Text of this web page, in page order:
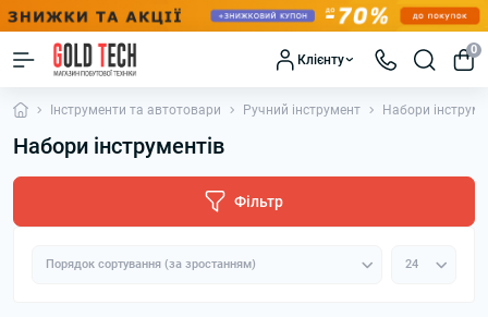
Клієнту
0
Інструменти та автотовари Ручний інструмент Набори
Набори інструментів
Фільтр